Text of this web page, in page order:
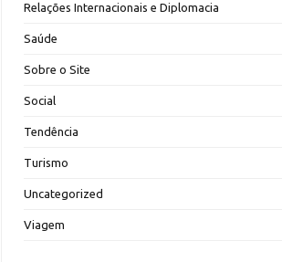
Relações Internacionais e Diplomacia
Saúde
Sobre o Site
Social
Tendência
Turismo
Uncategorized
Viagem